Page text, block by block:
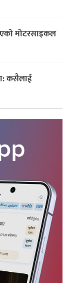
मोटरसाइकल
कसैलाई